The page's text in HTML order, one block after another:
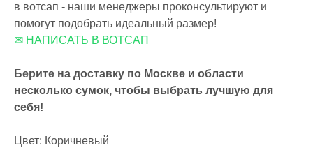
в вотсап - наши менеджеры проконсультируют и
помогут подобрать идеальный размер!
✉ НАПИСАТЬ В ВОТСАП
Берите на доставку по Москве и области
несколько сумок, чтобы выбрать лучшую для
себя!
Цвет: Коричневый